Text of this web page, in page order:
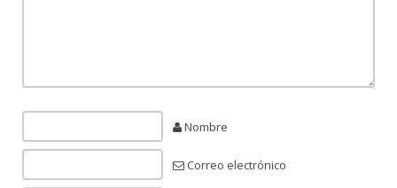
Nombre
Correo electrónico